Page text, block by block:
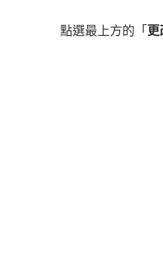
點選最上方的「 更